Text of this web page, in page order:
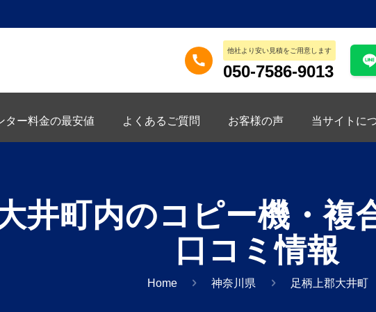
他社より安い見積をご用意します
050-7586-9013
ター料金の最安値 よくあるご質問 お客様の声 当サイトに
井町内のコピー機・複
口コミ情報
Home 神奈川県 足柄上郡大井町